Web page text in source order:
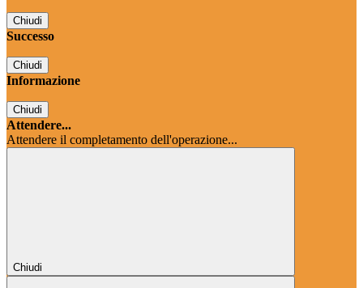
Chiudi
Successo
Chiudi
Informazione
Chiudi
Attendere...
Attendere il completamento dell'operazione...
Chiudi